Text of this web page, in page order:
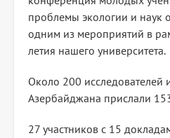
проблемы экологии и наук
одним из мероприятий в
летия нашего университета.
Около 200 исследователей
Азербайджана прислали
27 участников с 15